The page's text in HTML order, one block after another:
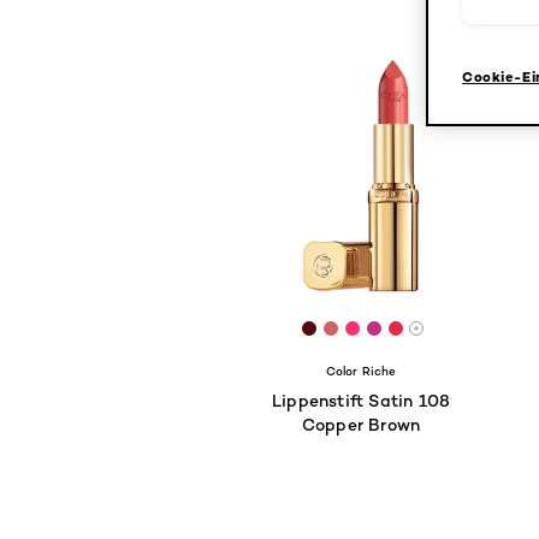
[Color]: #4F0A0A
[Color]: #cc6267
[Color]: #f13479
[Color]: #bf327b
[Color]:
More shades
Color Riche
Lippenstift Satin 108
Copper Brown
Cookie-